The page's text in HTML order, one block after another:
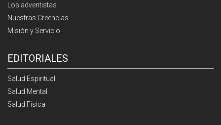
Los adventistas
Nuestras Creencias
Misión y Servicio
EDITORIALES
Salud Espiritual
Salud Mental
Salud Física